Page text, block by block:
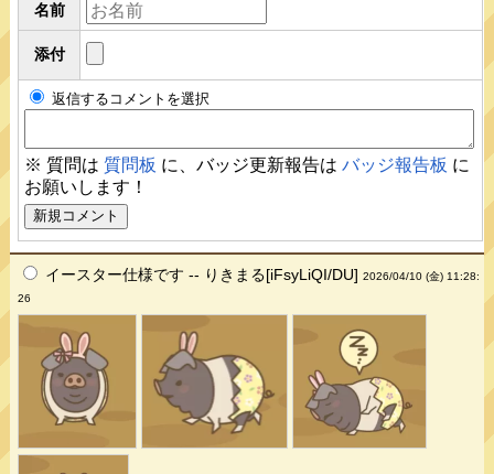
名前
添付
返信するコメントを選択
※ 質問は 質問板 に、バッジ更新報告はバッジ報告板 に
お願いします！
イースター仕様です -- りきまる[iFsyLiQI/DU]2026/04/10 (金) 11:28:
26